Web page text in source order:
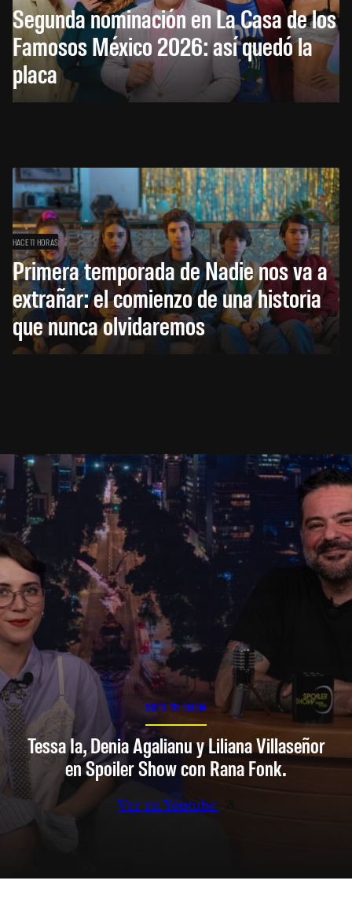
Segunda nominación en La Casa de los
Famosos México 2026: así quedó la
placa
HACE 11 HORAS
Primera temporada de Nadie nos va a
extrañar: el comienzo de una historia
que nunca olvidaremos
SPOILER SHOW
Tessa Ia, Denia Agalianu y Liliana Villaseñor
en Spoiler Show con Rana Fonk.
Ver en Youtube